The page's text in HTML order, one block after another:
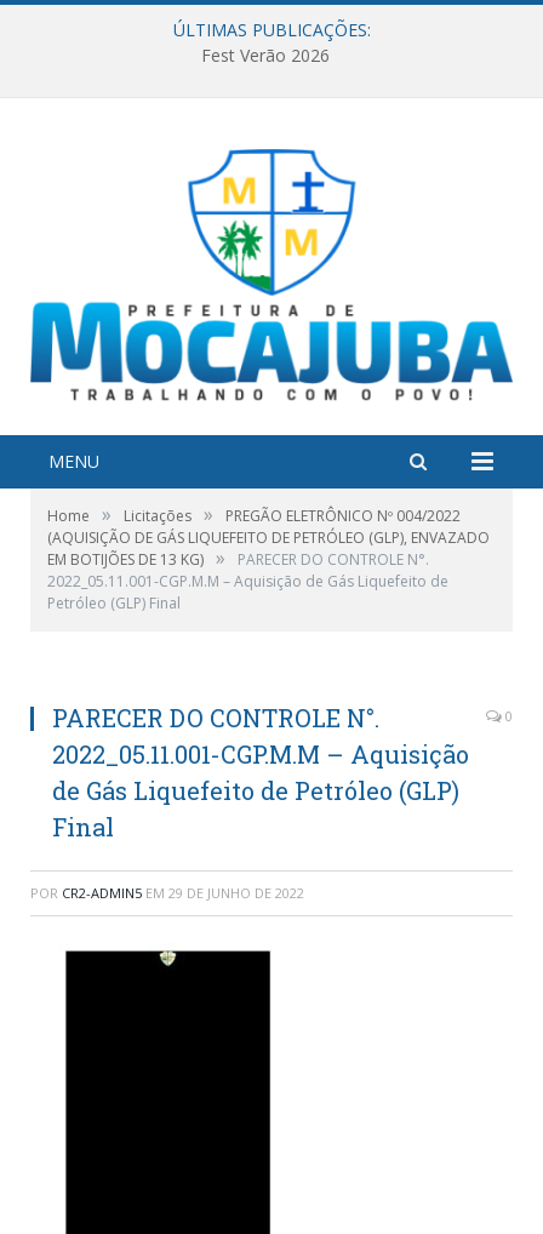
ÚLTIMAS PUBLICAÇÕES:
Fest Verão 2026
MENU
Home » Licitações »
PREGÃO ELETRÔNICO Nº 004/2022
(AQUISIÇÃO DE GÁS LIQUEFEITO DE PETRÓLEO (GLP), ENVAZADO
EM BOTIJÕES DE 13 KG) »
PARECER DO CONTROLE N°.
2022_05.11.001-CGP.M.M – Aquisição de Gás Liquefeito de
Petróleo (GLP) Final
PARECER DO CONTROLE N°.
2022_05.11.001-CGP.M.M – Aquisição
de Gás Liquefeito de Petróleo (GLP)
Final
0
POR CR2-ADMIN5 EM 29 DE JUNHO DE 2022